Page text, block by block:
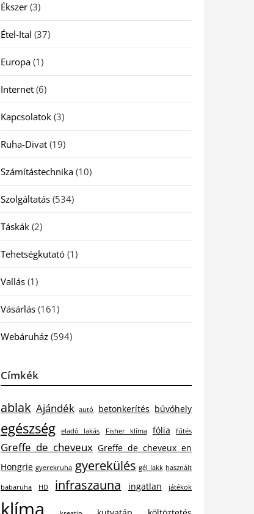
Ékszer(3)
Étel-Ital (37)
Europa(1)
Internet(6)
Kapcsolatok(3)
Ruha-Divat(19)
Számítástechnika(10)
Szolgáltatás(534)
Táskák(2)
Tehetségkutató(1)
Vallás(1)
Vásárlás(161)
Webáruház(594)
Címkék
ablak Ajándék autó betonkerítés búvóhely
egészség eladó lakás Fisher klíma fólia fűtés
Greffe de cheveux Greffe de cheveux en
Hongrie gyerekruha gyerekülés gél lakk használt
babaruha HD infraszauna ingatlan játékok
klíma